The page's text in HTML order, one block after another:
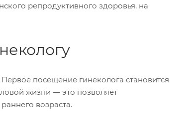
репродуктивного здоровья, на
посещение гинеколога становится
жизни — это позволяет
возраста.